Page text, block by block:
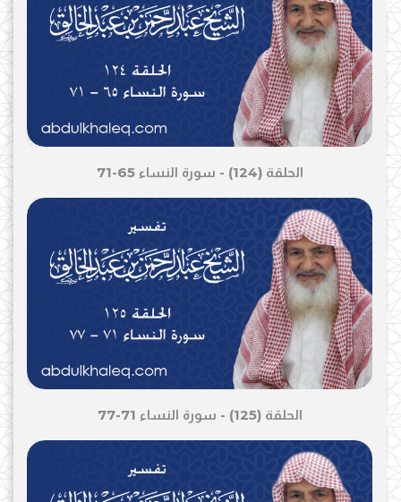
الحلقة (124) - سورة النساء 65-71
الحلقة (125) - سورة النساء 71-77